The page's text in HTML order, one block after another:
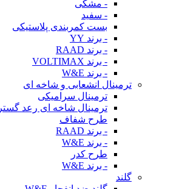
- مشکی
- سفید
بست کمربندی پلاستیکی
- برند YY
- برند RAAD
- برند VOLTIMAX
- برند W&E
ترمینال انشعابی و شاخه ای
ترمینال سرامیکی
ترمینال شاخه ای رعد گستر
طرح شفاف
- برند RAAD
- برند W&E
طرح کدر
- برند W&E
گلند